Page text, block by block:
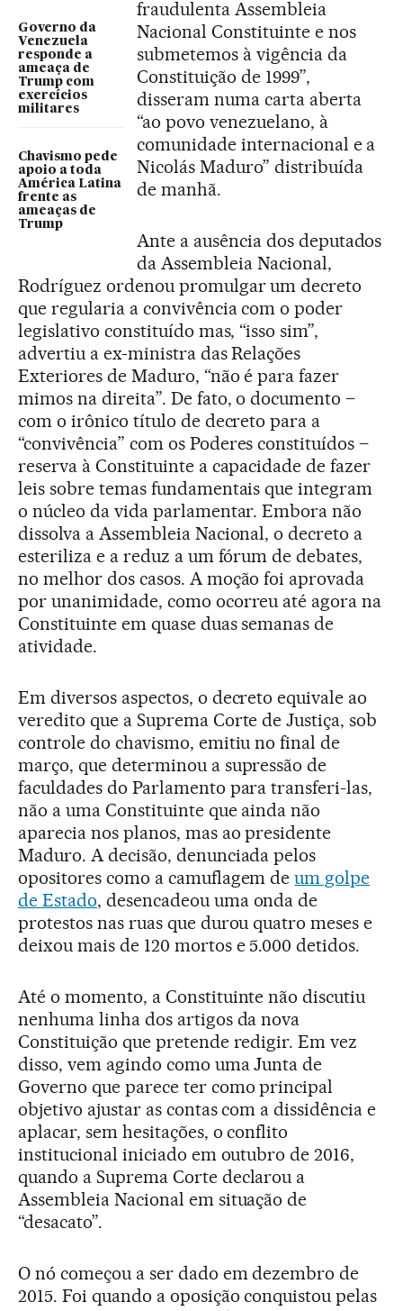
Governo da
Venezuela
responde a
ameaça de
Trump com
exercícios
militares
Chavismo pede
apoio a toda
América Latina
frente as
ameaças de
Trump
fraudulenta Assembleia
Nacional Constituinte e nos
submetemos à vigência da
Constituição de 1999”,
disseram numa carta aberta
“ao povo venezuelano, à
comunidade internacional e a
Nicolás Maduro” distribuída
de manhã.
Ante a ausência dos deputados
da Assembleia Nacional,
Rodríguez ordenou promulgar um decreto
que regularia a convivência com o poder
legislativo constituído mas, “isso sim”,
advertiu a ex-ministra das Relações
Exteriores de Maduro, “não é para fazer
mimos na direita”. De fato, o documento –
com o irônico título de decreto para a
“convivência” com os Poderes constituídos –
reserva à Constituinte a capacidade de fazer
leis sobre temas fundamentais que integram
o núcleo da vida parlamentar. Embora não
dissolva a Assembleia Nacional, o decreto a
esteriliza e a reduz a um fórum de debates,
no melhor dos casos. A moção foi aprovada
por unanimidade, como ocorreu até agora na
Constituinte em quase duas semanas de
atividade.
Em diversos aspectos, o decreto equivale ao
veredito que a Suprema Corte de Justiça, sob
controle do chavismo, emitiu no final de
março, que determinou a supressão de
faculdades do Parlamento para transferi-las,
não a uma Constituinte que ainda não
aparecia nos planos, mas ao presidente
Maduro. A decisão, denunciada pelos
opositores como a camuflagem deum golpe
de Estado, desencadeou uma onda de
protestos nas ruas que durou quatro meses e
deixou mais de 120 mortos e 5.000 detidos.
Até o momento, a Constituinte não discutiu
nenhuma linha dos artigos da nova
Constituição que pretende redigir. Em vez
disso, vem agindo como uma Junta de
Governo que parece ter como principal
objetivo ajustar as contas com a dissidência e
aplacar, sem hesitações, o conflito
institucional iniciado em outubro de 2016,
quando a Suprema Corte declarou a
Assembleia Nacional em situação de
“desacato”.
O nó começou a ser dado em dezembro de
2015. Foi quando a oposição conquistou pelas